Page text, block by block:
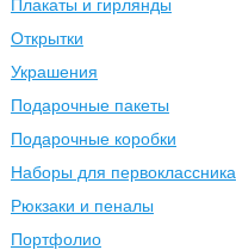
Плакаты и гирлянды
Открытки
Украшения
Подарочные пакеты
Подарочные коробки
Наборы для первоклассника
Рюкзаки и пеналы
Портфолио